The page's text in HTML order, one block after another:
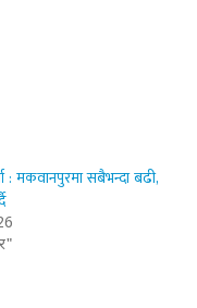
: मकवानपुरमा सबैभन्दा बढी,